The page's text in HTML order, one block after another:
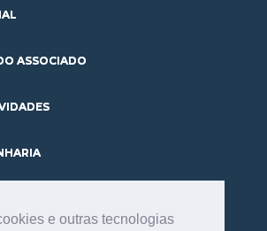
e outras tecnologias
ASSOCIADO